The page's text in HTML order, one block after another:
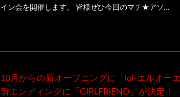
イン会を開催します。 皆様ぜひ今回のマチ★アソ...
10月からの新オープニングに「lol-エルオーエ
新エンディングに「GIRLFRIEND」が決定！